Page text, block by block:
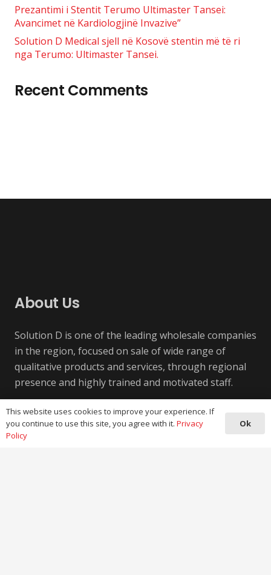
Prezantimi i Stentit Terumo Ultimaster Tansei:
Avancimet në Kardiologjinë Invazive”
Solution D Medical sjell në Kosovë stentin më të ri
nga Terumo: Ultimaster Tansei.
Recent Comments
About Us
Solution D is one of the leading wholesale companies
in the region, focused on sale of wide range of
qualitative products and services, through regional
presence and highly trained and motivated staff.
Contact
This website uses cookies to improve your experience. If
you continue to use this site, you agree with it. Privacy
Policy
Ok